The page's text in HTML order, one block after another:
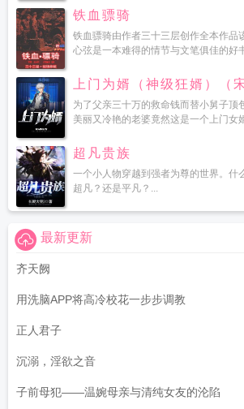
铁血骠骑
铁血骠骑由作者三十三层创作全本作品
心弦是一本难得的情节与文笔俱佳的好
上门为婿（神级狂婿）（
为了父亲三十万的救命钱而替小舅子顶
美丽又冷艳的老婆竟然这是一个上门女
超凡贵族
一个小人物穿越到强者为尊的世界。什
超凡？还是平凡？...
最新更新
齐天阙
用洗脑APP将高冷校花一步步调教
正人君子
沉溺，淫欲之音
子前母犯——温婉母亲与清纯女友的沦陷